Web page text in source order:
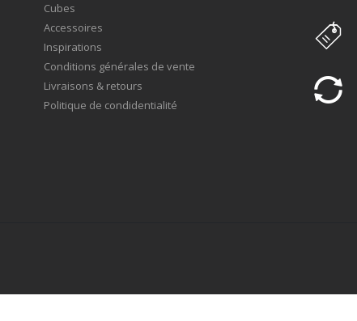
Cubes
Accessoires
Inspirations
Conditions générales de vente
Livraisons & retours
Politique de condidentialité